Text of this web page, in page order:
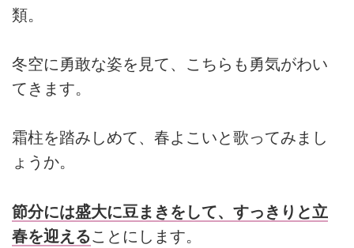
類。
冬空に勇敢な姿を見て、こちらも勇気がわい
てきます。
霜柱を踏みしめて、春よこいと歌ってみまし
ょうか。
節分には盛大に豆まきをして、すっきりと立
春を迎えることにします。